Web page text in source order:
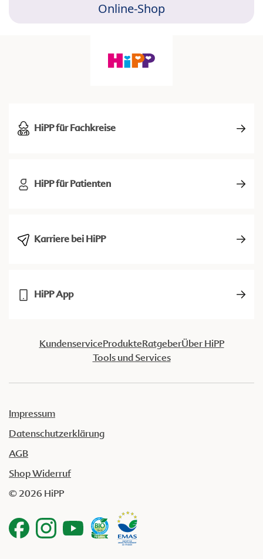
Online-Shop
HiPP für Fachkreise
HiPP für Patienten
Karriere bei HiPP
HiPP App
KundenserviceProdukteRatgeberÜber HiPP
Tools und Services
Impressum
Datenschutzerklärung
AGB
Shop Widerruf
© 2026 HiPP